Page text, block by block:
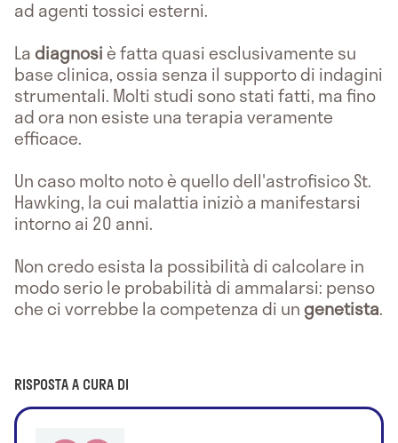
ad agenti tossici esterni.
Ladiagnosiè fatta quasi esclusivamente su
base clinica, ossia senza il supporto di indagini
strumentali. Molti studi sono stati fatti, ma fino
ad ora non esiste una terapia veramente
efficace.
Un caso molto noto è quello dell'astrofisico St.
Hawking, la cui malattia iniziò a manifestarsi
intorno ai 20 anni.
Non credo esista la possibilità di calcolare in
modo serio le probabilità di ammalarsi: penso
che ci vorrebbe la competenza di ungenetista.
RISPOSTA A CURA DI